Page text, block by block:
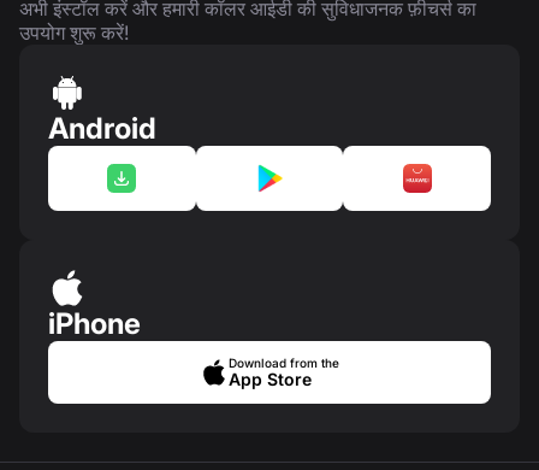
अभी इंस्टॉल करें और हमारी कॉलर आईडी की सुविधाजनक फ़ीचर्स का
उपयोग शुरू करें!
Android
iPhone
Download from the
App Store